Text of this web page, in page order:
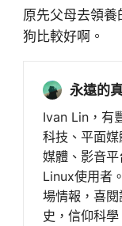
原先父母去領
狗比較好啊。
永遠的
Ivan Lin，有
科技、平面
媒體、影音平
Linux使用者
場情報，喜
史，信仰科